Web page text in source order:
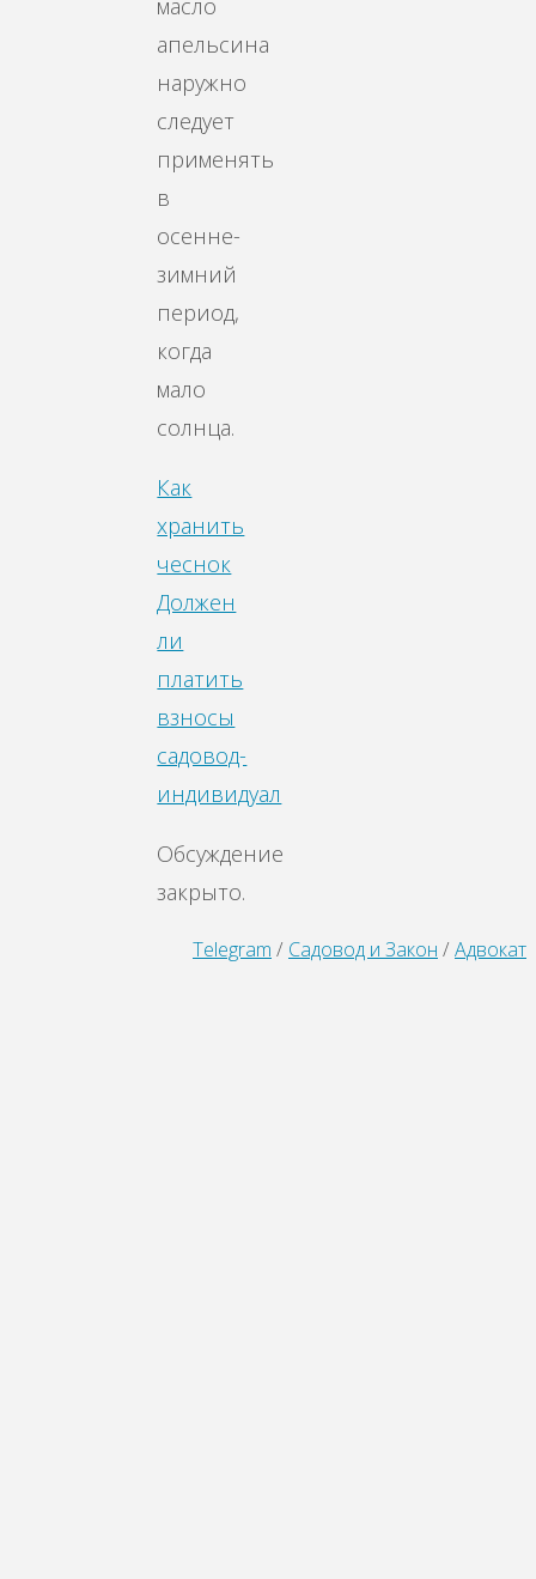
апельсина
наружно
следует
применять
в
осенне-
зимний
период,
когда
мало
солнца.
Как
хранить
чеснок
Должен
ли
платить
взносы
садовод-
индивидуал
Обсуждение
закрыто.
Telegram / Садовод и Закон / Адвокат